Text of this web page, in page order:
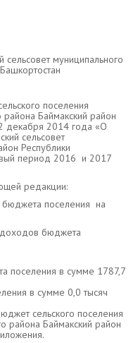
сельсовет муниципального
поселения
района Баймакский район
декабря 2014 года «О
сельсовет
Республики
период 2016 и 2017
редакции:
бюджета поселения на
бюджета
поселения в сумме 1787,7
в сумме 0,0 тысяч
сельского поселения
района Баймакский район